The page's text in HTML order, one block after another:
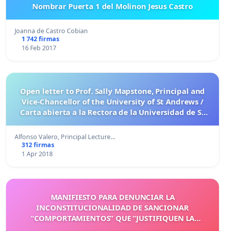
Nombrar Puerta 1 del Molinon Jesus Castro
Joanna de Castro Cobian
1 742 firmas
16 Feb 2017
Open letter to Prof. Sally Mapstone, Principal and
Vice-Chancellor of the University of St Andrews /
Carta abierta a la Rectora de la Universidad de St
Alfonso Valero, Principal Lecture…
312 firmas
1 Apr 2018
MANIFIESTO PARA DENUNCIAR LA
INCONSTITUCIONALIDAD DE SANCIONAR
“COMPORTAMIENTOS” QUE “JUSTIFIQUEN LA